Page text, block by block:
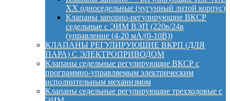
ХХ односедельные (чугунный литой корпус)
Клапаны запорно-регулирующие ВКСР
седельные с ЭИМ ВЭП (220в/24в
(управление (4-20 мА/(0-10В))
КЛАПАНЫ РЕГУЛИРУЮЩИЕ ВКРП (ДЛЯ
ПАРА) С ЭЛЕКТРОПРИВОДОМ
Клапаны седельные регулирующие ВКСР с
программно-управляемым электрическим
исполнительным механизмом
Клапаны седельные регулирующие трехходовые с